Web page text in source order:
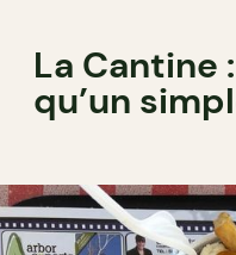
La Cantine
qu’un